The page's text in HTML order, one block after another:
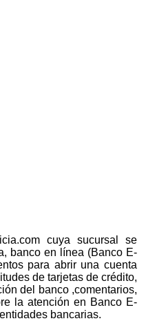
cuya sucursal se
banco en línea (Banco E-
para abrir una cuenta
de tarjetas de crédito,
del banco ,comentarios,
la atención en Banco E-
bancarias.